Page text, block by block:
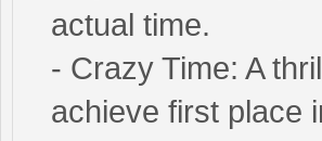
actual time.
- Crazy Time: A
achieve first place